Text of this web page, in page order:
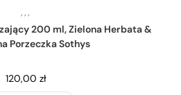
,,,
200 ml, Zielona Herbata &
Porzeczka Sothys
120,00 zł